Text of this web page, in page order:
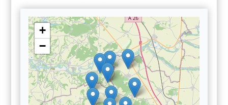
+
−